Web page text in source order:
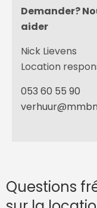
Demander?
aider
Nick Lievens
Location
053 60 55 90
verhuur@mmb
Questions